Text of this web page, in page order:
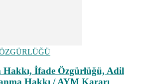
Hakkı, İfade Özgürlüğü, Adil